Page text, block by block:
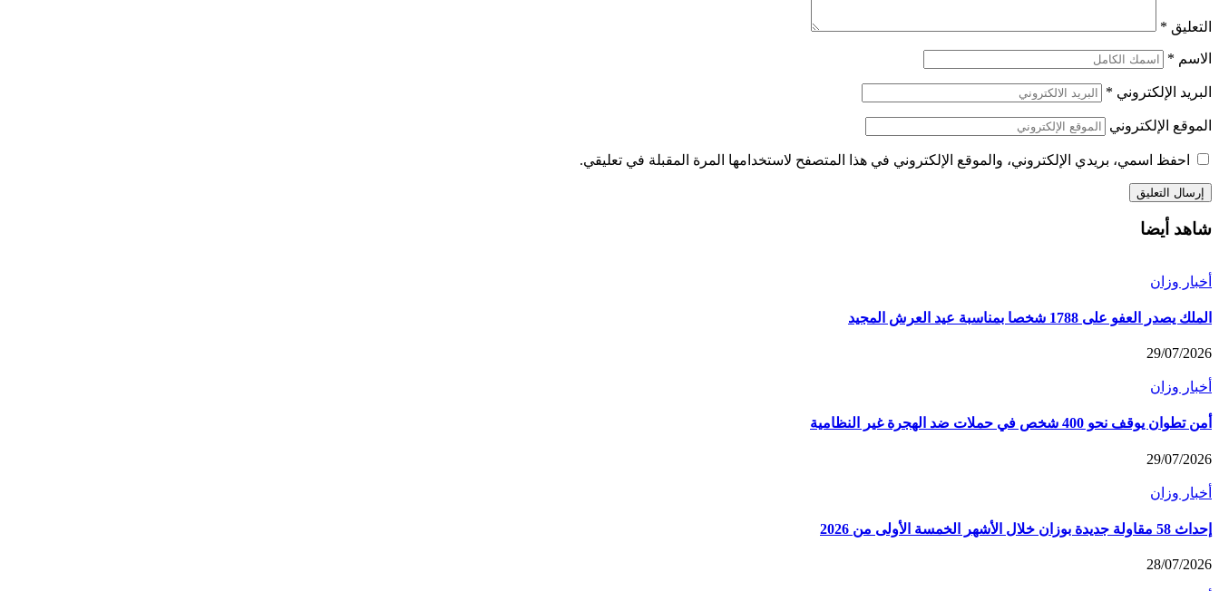
التعليق *
الاسم *
البريد الإلكتروني *
الموقع الإلكتروني
احفظ اسمي، بريدي الإلكتروني، والموقع الإلكتروني في هذا المتصفح لاستخدامها المرة المقبلة في تعليقي.
شاهد أيضا
أخبار وزان
الملك يصدر العفو على 1788 شخصا بمناسبة عيد العرش المجيد
29/07/2026
أخبار وزان
أمن تطوان يوقف نحو 400 شخص في حملات ضد الهجرة غير النظامية
29/07/2026
أخبار وزان
إحداث 58 مقاولة جديدة بوزان خلال الأشهر الخمسة الأولى من 2026
28/07/2026